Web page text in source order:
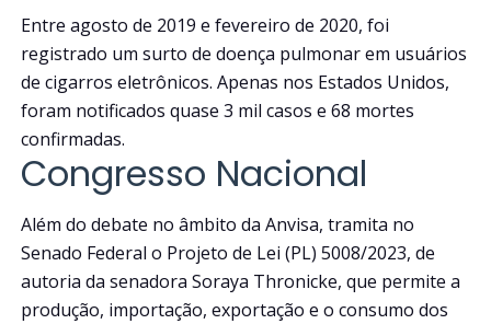
Entre agosto de 2019 e fevereiro de 2020, foi
registrado um surto de doença pulmonar em usuários
de cigarros eletrônicos. Apenas nos Estados Unidos,
foram notificados quase 3 mil casos e 68 mortes
confirmadas.
Congresso Nacional
Além do debate no âmbito da Anvisa, tramita no
Senado Federal o Projeto de Lei (PL) 5008/2023, de
autoria da senadora Soraya Thronicke, que permite a
produção, importação, exportação e o consumo dos